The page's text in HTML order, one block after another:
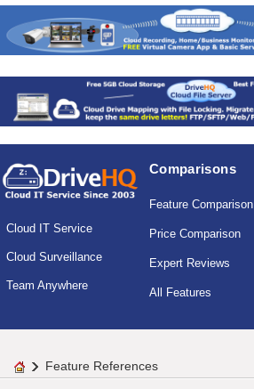
Cloud IT Service
Cloud Surveillance
Team Anywhere
Comparisons
Feature Comparison
Price Comparison
Expert Reviews
All Features
Feature References